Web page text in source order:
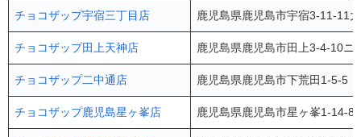
チョコザップ宇宿三丁目店 鹿児島県鹿児島市宇宿3-11-11
チョコザップ田上天神店 鹿児島県鹿児島市田上3-4-10
チョコザップ二中通店 鹿児島県鹿児島市下荒田1-5-
チョコザップ鹿児島星ヶ峯店 鹿児島県鹿児島市星ヶ峯1-14-